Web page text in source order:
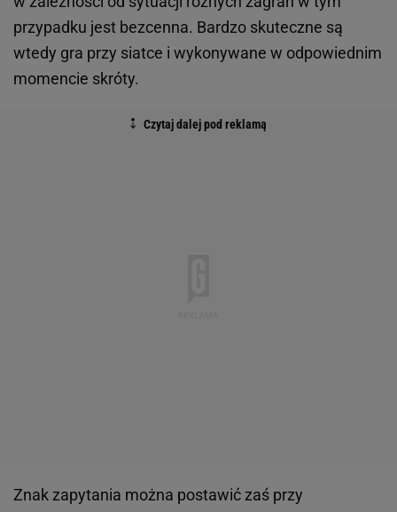
przypadku jest bezcenna. Bardzo skuteczne są
wtedy gra przy siatce i wykonywane w odpowiednim
momencie skróty.
Znak zapytania można postawić zaś przy